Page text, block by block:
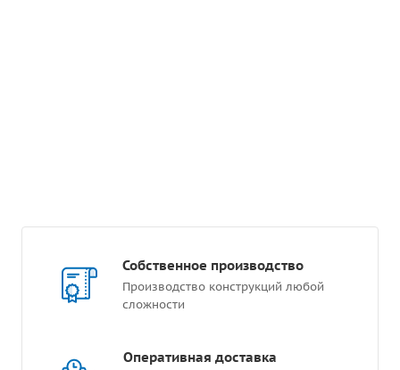
Собственное производство
Производство конструкций любой
сложности
Оперативная доставка